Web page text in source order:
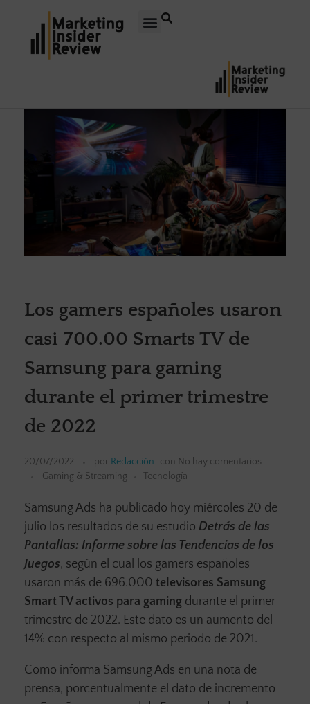
Los gamers españoles usaron
casi 700.00 Smarts TV de
Samsung para gaming
durante el primer trimestre
de 2022
20/07/2022 por Redacción con No hay comentarios
Gaming & Streaming
Tecnología
Samsung Ads ha publicado hoy miércoles 20 de
julio los resultados de su estudio Detrás de las
Pantallas: Informe sobre las Tendencias de los
Juegos, según el cual los gamers españoles
usaron más de 696.000 televisores Samsung
Smart TV activos para gaming durante el primer
trimestre de 2022. Este dato es un aumento del
14% con respecto al mismo periodo de 2021.
Como informa Samsung Ads en una nota de
prensa, porcentualmente el dato de incremento